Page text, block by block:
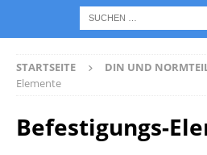
STARTSEITE DIN UND
Elemente
Befestigungs-